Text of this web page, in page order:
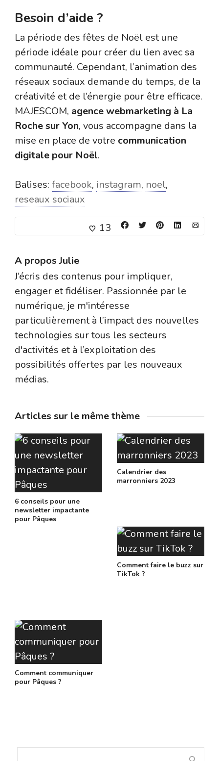
Besoin d’aide ?
La période des fêtes de Noël est une
période idéale pour créer du lien avec sa
communauté. Cependant, l’animation des
réseaux sociaux demande du temps, de la
créativité et de l’énergie pour être efficace.
MAJESCOM, agence webmarketing à La
Roche sur Yon, vous accompagne dans la
mise en place de votre communication
digitale pour Noël.
Balises: facebook, instagram, noel,
reseaux sociaux
13
A proposJulie
J’écris des contenus pour impliquer,
engager et fidéliser. Passionnée par le
numérique, je m'intéresse
particulièrement à l’impact des nouvelles
technologies sur tous les secteurs
d'activités et à l’exploitation des
possibilités offertes par les nouveaux
médias.
Articles sur le même thème
6 conseils pour une
newsletter impactante
pour Pâques
Calendrier des
marronniers 2023
Comment faire le buzz sur
TikTok ?
Comment communiquer
pour Pâques ?